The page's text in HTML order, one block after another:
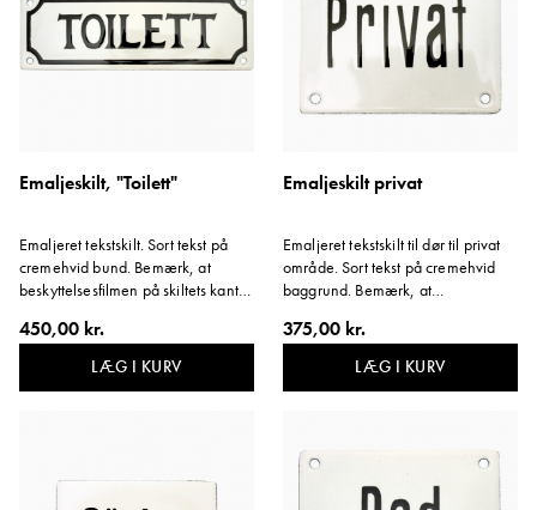
Emaljeskilt, "Toilett"
Emaljeret tekstskilt. Sort tekst på
cremehvid bund. Bemærk, at
beskyttelsesfilmen på skiltets kant
450,00 kr.
LÆG I KURV
Emaljeskilt privat
Emaljeret tekstskilt til dør til privat
område. Sort tekst på cremehvid
baggrund. Bemærk, at
skal blive siddende. Variant: Privat.
375,00 kr.
LÆG I KURV